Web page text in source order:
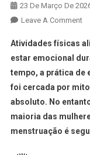
23 De Março De
Leave A Comment
Atividades físicas
estar emocional
tempo, a prática de
foi cercada por
absoluto. No
maioria das
menstruação é